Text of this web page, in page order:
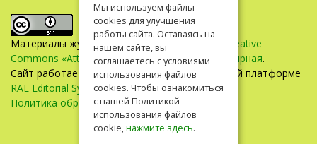
Материалы журнала доступны по
лицензии Creative
Commons «Attribution» («Атрибуция») 4.0 Всемирная.
Сайт работает на универсальной издательской платформе
RAE Editorial System
Политика обработки персональных данных
Мы используем файлы
cookies для улучшения
работы сайта. Оставаясь на
нашем сайте, вы
соглашаетесь с условиями
использования файлов
cookies. Чтобы ознакомиться
с нашей Политикой
использования файлов
cookie,нажмите здесь.